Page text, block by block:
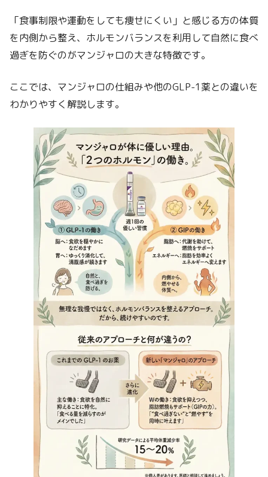
「食事制限や運動をしても痩せにくい」と感じる方の体質
を内側から整え、ホルモンバランスを利用して自然に食べ
過ぎを防ぐのがマンジャロの大きな特徴です。
ここでは、マンジャロの仕組みや他のGLP-1薬との違いを
わかりやすく解説します。